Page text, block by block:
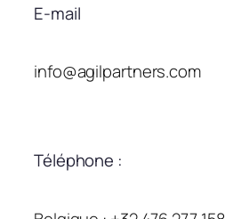
E-mail
info@agilpartners.com
Téléphone :